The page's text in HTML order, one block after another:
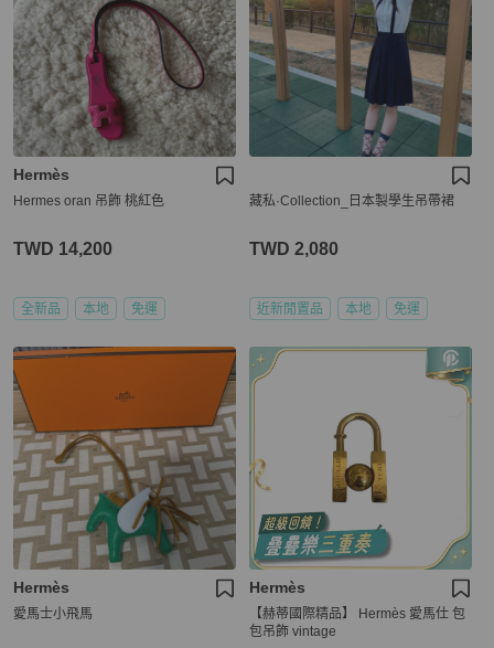
Hermès
Hermes oran 吊飾 桃紅色
TWD 14,200
全新品 本地 免運
藏私·Collection_日本製學生吊帶裙
TWD 2,080
近新閒置品 本地 免運
Hermès
愛馬士小飛馬
Hermès
【赫蒂國際精品】 Hermès 愛馬仕 包
包吊飾 vintage